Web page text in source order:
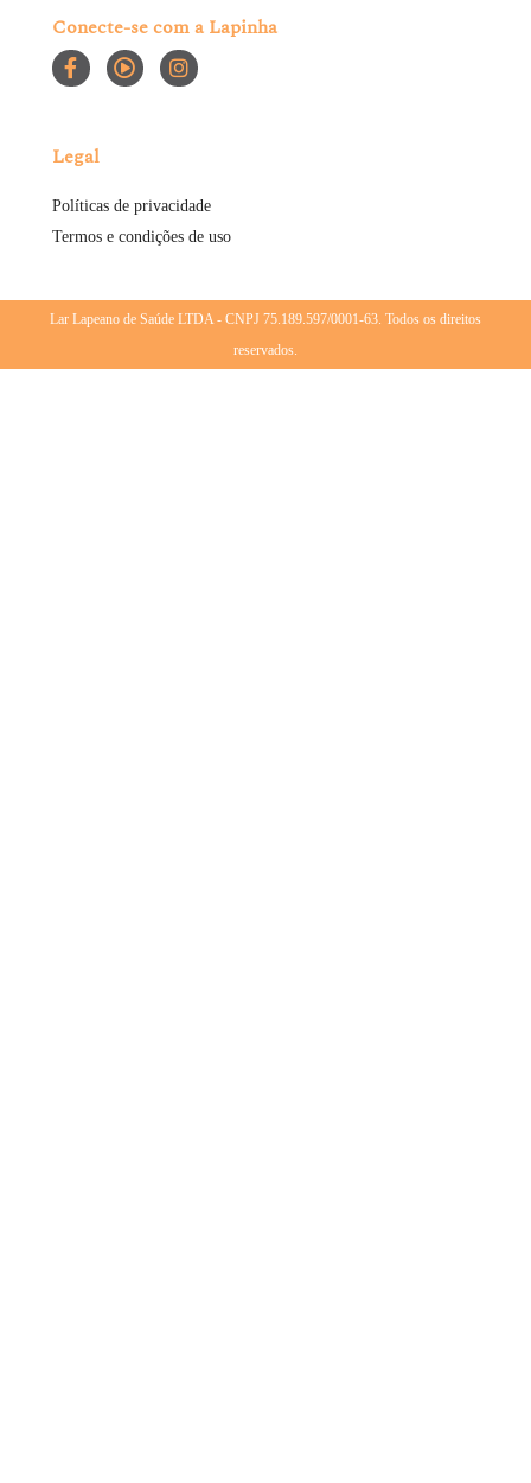
Conecte-se com a Lapinha
Legal
Políticas de privacidade
Termos e condições de uso
Lar Lapeano de Saúde LTDA - CNPJ 75.189.597/0001-63. Todos os direitos
reservados.